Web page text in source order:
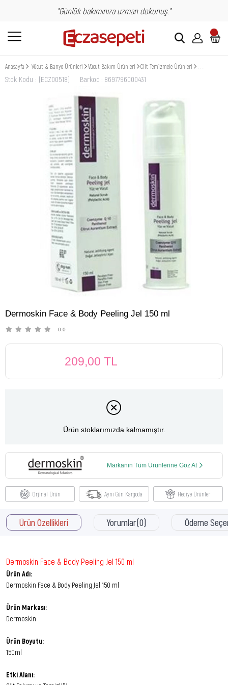
"Günlük bakımınıza uzman dokunuş."
Anasayfa Vücut & Banyo Ürünleri Vücut Bakım Ürünleri Cilt Temizmele Ürünleri Maske &
Stok Kodu (ECZ00518) Barkod : 8697796000431
Dermoskin Face & Body Peeling Jel 150 ml
0.0
209,00 TL
Ürün stoklarımızda kalmamıştır.
Markanın Tüm Ürünlerine Göz At
Orjinal Ürün Aynı Gün Kargoda Hediye Ürünler
Ürün Özellikleri Yorumlar(0) Ödeme
Dermoskin Face & Body Peeling Jel 150 ml
Ürün Adı:
Dermoskin Face & Body Peeling Jel 150 ml
Ürün Markası:
Dermoskin
Ürün Boyutu:
150ml
Etki Alanı: